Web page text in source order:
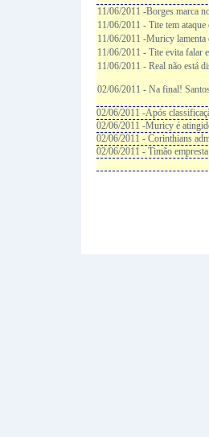
11/06/2011 -Borges marca
11/06/2011 - Tite tem
11/06/2011 -Muricy lamenta
11/06/2011 - Tite evita falar
11/06/2011 - Real não está
02/06/2011 - Na final!
02/06/2011 -Após
02/06/2011 -Muricy é
02/06/2011 - Corinthians
02/06/2011 - Timão